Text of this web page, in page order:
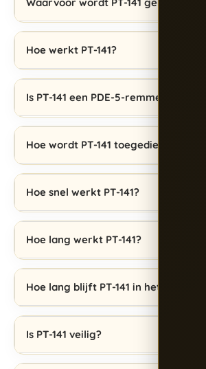
Hoe werkt PT-141?
Is PT-141 een PDE-5-remmer?
Hoe wordt PT-141 toegediend?
Hoe snel werkt PT-141?
Hoe lang werkt PT-141?
Hoe lang blijft PT-141 in het lichaam?
Is PT-141 veilig?